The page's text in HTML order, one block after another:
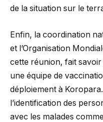
de la situation sur le
Enfin, la coordination
et l’Organisation
cette réunion, fait savoir
une équipe de
déploiement à
l’identification des
avec les malades